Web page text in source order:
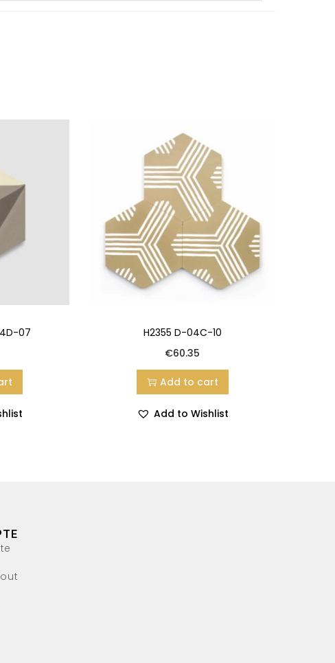
07
H2355 D-04C-10
€60.35
Add to cart
Add to Wishlist